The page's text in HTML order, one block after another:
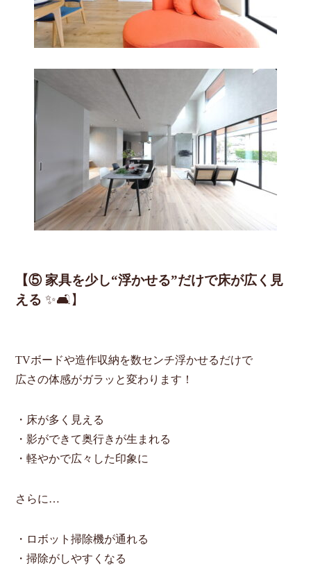
【⑤ 家具を少し“浮かせる”だけで床が広く見
える ✨🛋】
TVボードや造作収納を数センチ浮かせるだけで
広さの体感がガラッと変わります！
・床が多く見える
・影ができて奥行きが生まれる
・軽やかで広々した印象に
さらに…
・ロボット掃除機が通れる
・掃除がしやすくなる